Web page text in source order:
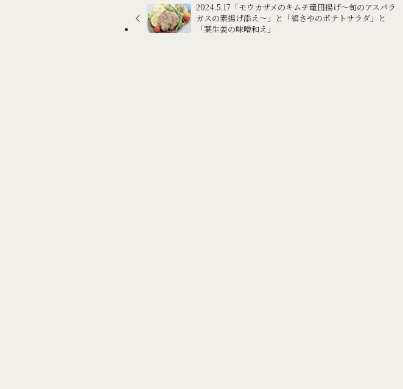
2024.5.17「モウカザメのキムチ竜田揚げ～旬のアスパラ
ガスの素揚げ添え～」と「絹さやのポテトサラダ」と
「葉生姜の味噌和え」